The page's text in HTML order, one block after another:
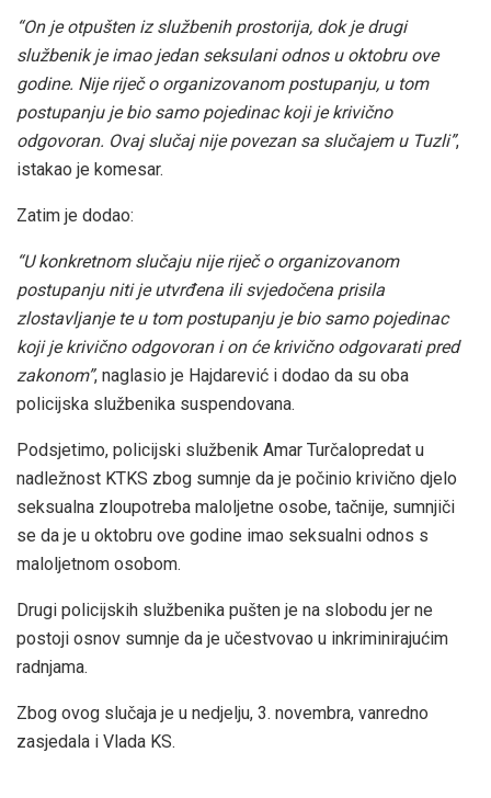
“On je otpušten iz službenih prostorija, dok je drugi
službenik je imao jedan seksulani odnos u oktobru ove
godine. Nije riječ o organizovanom postupanju, u tom
postupanju je bio samo pojedinac koji je krivično
odgovoran. Ovaj slučaj nije povezan sa slučajem u Tuzli”,
istakao je komesar.
Zatim je dodao:
“U konkretnom slučaju nije riječ o organizovanom
postupanju niti je utvrđena ili svjedočena prisila
zlostavljanje te u tom postupanju je bio samo pojedinac
koji je krivično odgovoran i on će krivično odgovarati pred
zakonom”, naglasio je Hajdarević i dodao da su oba
policijska službenika suspendovana.
Podsjetimo, policijski službenik Amar Turčalopredat u
nadležnost KTKS zbog sumnje da je počinio krivično djelo
seksualna zloupotreba maloljetne osobe, tačnije, sumnjiči
se da je u oktobru ove godine imao seksualni odnos s
maloljetnom osobom.
Drugi policijskih službenika pušten je na slobodu jer ne
postoji osnov sumnje da je učestvovao u inkriminirajućim
radnjama.
Zbog ovog slučaja je u nedjelju, 3. novembra, vanredno
zasjedala i Vlada KS.